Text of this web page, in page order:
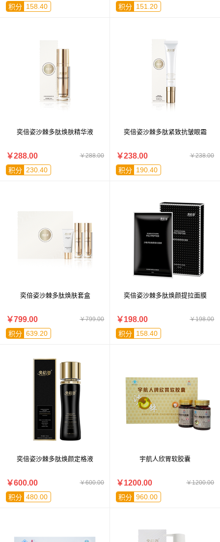
积分 158.40 积分 151.20
奕倍姿沙棘多肽焕肤精华液
￥288.00
￥288.00
积分 230.40
奕倍姿沙棘多肽紧致抗皱眼霜
￥238.00
￥238.00
积分 190.40
奕倍姿沙棘多肽焕肤套盒
￥799.00
￥799.00
积分 639.20
奕倍姿沙棘多肽焕颜提拉面膜
￥198.00
￥198.00
积分 158.40
奕倍姿沙棘多肽焕颜定格液
￥600.00
￥600.00
积分 480.00
宇航人欣胃软胶囊
￥1200.00
￥1200.00
积分 960.00